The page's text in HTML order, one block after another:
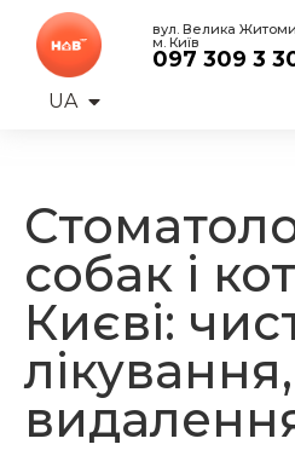
UA
EN
097 309 3
вул. Велика
м. Київ
собак і
Києві:
лікування,